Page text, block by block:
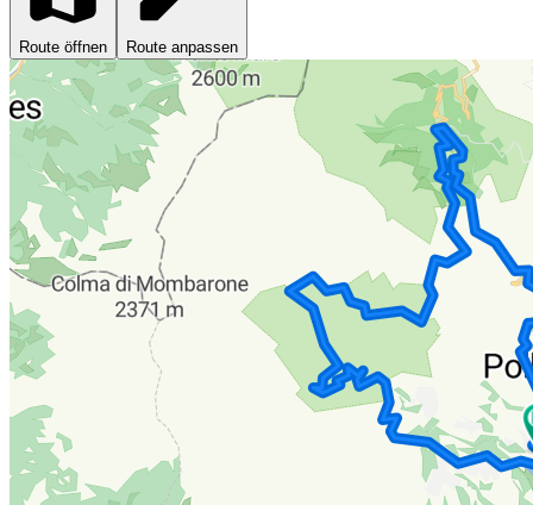
Route öffnen Route anpassen